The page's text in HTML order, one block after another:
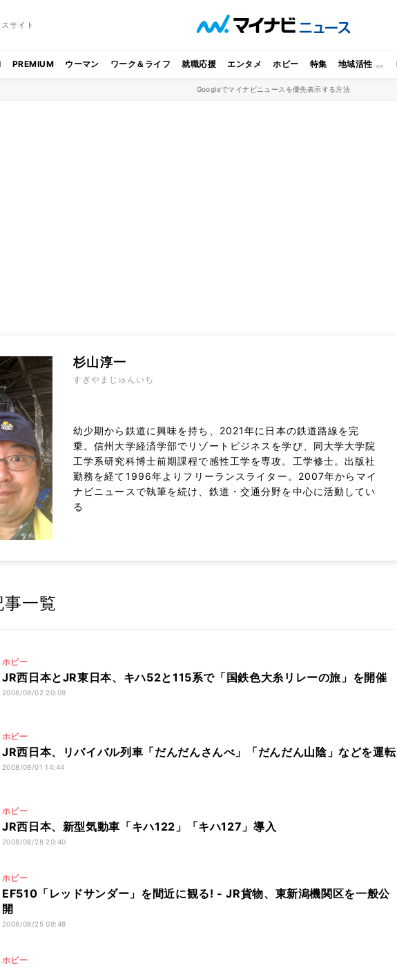
サイト
PREMIUM ウーマン ワーク＆ライフ 就職応援 エンタメ ホビー 特集 地域活性
Googleでマイナビニュースを優先表示する方法
杉山淳一
すぎやまじゅんいち
幼少期から鉄道に興味を持ち、2021年に日本の鉄道路線を完
乗。信州大学経済学部でリゾートビジネスを学び、同大学大学院
工学系研究科博士前期課程で感性工学を専攻。工学修士。出版社
勤務を経て1996年よりフリーランスライター。2007年からマイ
ナビニュースで執筆を続け、鉄道・交通分野を中心に活動してい
る
一覧
ホビー
JR西日本とJR東日本、キハ52と115系で「国鉄色大糸リレーの旅」を開催
2008/09/02 20:09
ホビー
JR西日本、リバイバル列車「だんだんさんべ」「だんだん山陰」などを運転
2008/09/01 14:44
ホビー
JR西日本、新型気動車「キハ122」「キハ127」導入
2008/08/28 20:40
ホビー
EF510「レッドサンダー」を間近に観る! - JR貨物、東新潟機関区を一般公
開
2008/08/25 09:48
ホビー